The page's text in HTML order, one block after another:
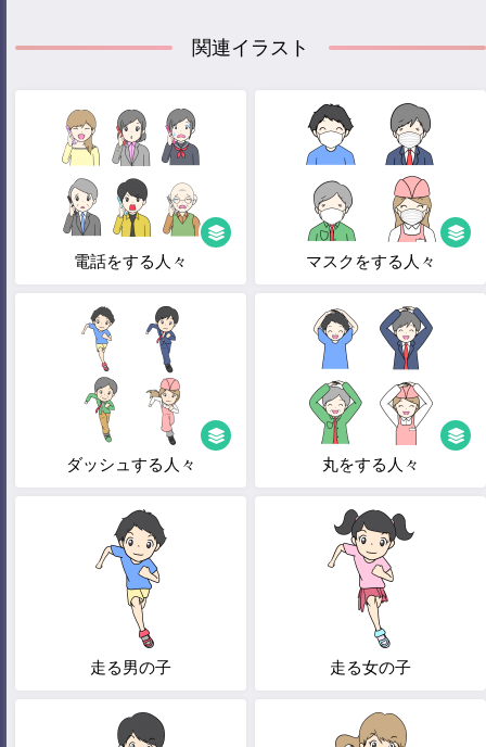
関連イラスト
電話をする人々 マスクをする人々
ダッシュする人々 丸をする人々
走る男の子 走る女の子